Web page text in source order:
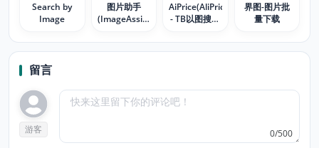
Search by
Image
图片助手
(ImageAssistant)
器
AiPrice(AliPrice)
- TB以图搜同
界图-图片批
量下载
留言
游客 0/500